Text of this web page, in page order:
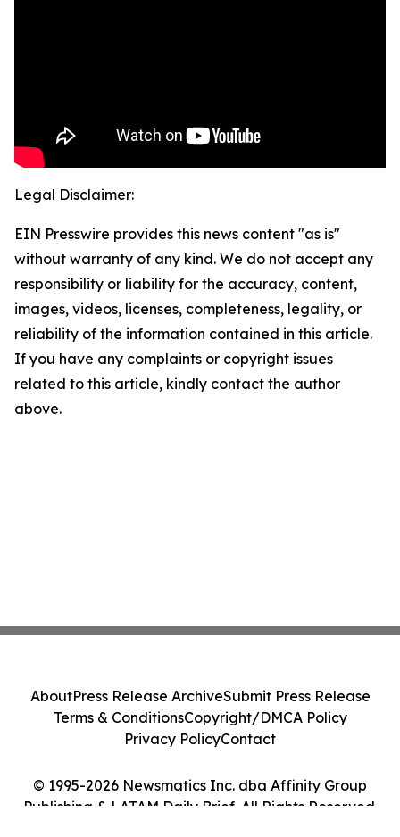
Legal Disclaimer:
EIN Presswire provides this news content "as is"
without warranty of any kind. We do not accept any
responsibility or liability for the accuracy, content,
images, videos, licenses, completeness, legality, or
reliability of the information contained in this article.
If you have any complaints or copyright issues
related to this article, kindly contact the author
above.
© 1995-2026 Newsmatics Inc. dba Affinity Group
Publishing & LATAM Daily Brief. All Rights Reserved.
AboutPress Release ArchiveSubmit Press Release
Terms & ConditionsCopyright/DMCA Policy
Privacy PolicyContact